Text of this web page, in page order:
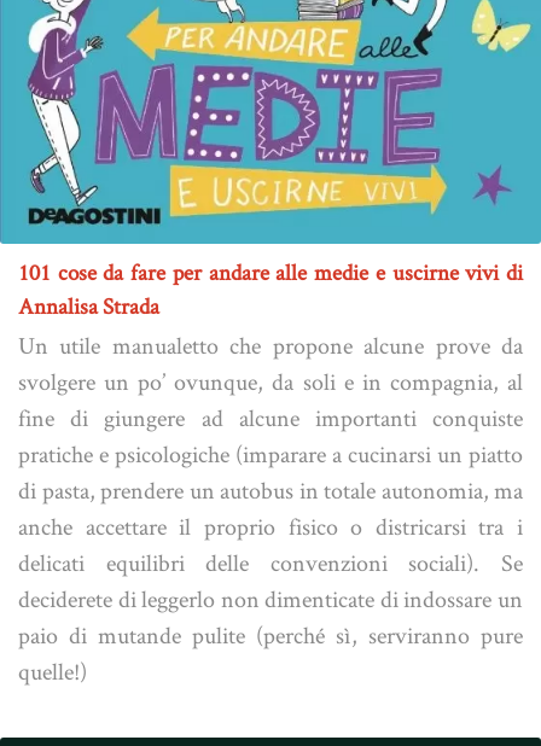
101 cose da fare per andare alle medie e uscirne vivi di
Annalisa Strada
Un utile manualetto che propone alcune prove da
svolgere un po’ ovunque, da soli e in compagnia, al
fine di giungere ad alcune importanti conquiste
pratiche e psicologiche (imparare a cucinarsi un piatto
di pasta, prendere un autobus in totale autonomia, ma
anche accettare il proprio fisico o districarsi tra i
delicati equilibri delle convenzioni sociali). Se
deciderete di leggerlo non dimenticate di indossare un
paio di mutande pulite (perché sì, serviranno pure
quelle!)